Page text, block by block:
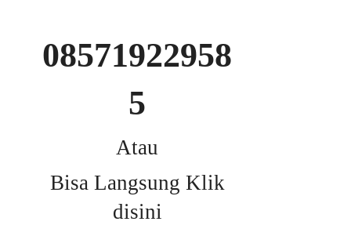
08571922958
5
Atau
Bisa Langsung Klik
disini